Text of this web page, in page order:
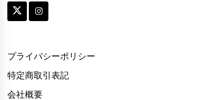
プライバシーポリシー
特定商取引表記
会社概要